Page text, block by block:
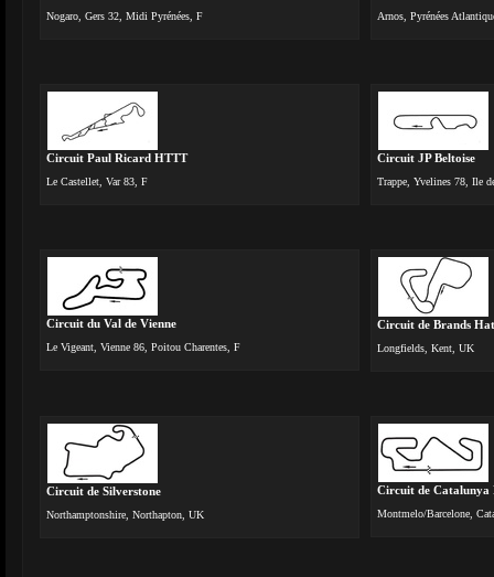
Nogaro, Gers 32, Midi Pyrénées, F Arnos, Pyrénées
Circuit Paul Ricard HTTT
Le Castellet, Var 83, F
Circuit JP Beltoise
Trappe, Yvelines 78, Ile
Circuit du Val de Vienne
Le Vigeant, Vienne 86, Poitou Charentes, F
Circuit de Brands
Longfields, Kent, UK
Circuit de Silverstone
Northamptonshire, Northapton, UK
Circuit de Catalunya
Montmelo/Barcelone,